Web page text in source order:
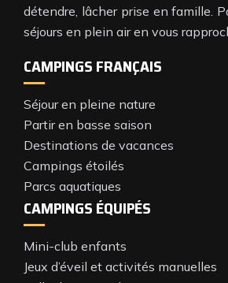
détendre, lâcher prise en famille.
séjours en plein air en vous
CAMPINGS FRANÇAIS
Séjour en pleine nature
Partir en basse saison
Destinations de vacances
Campings étoilés
Parcs aquatiques
CAMPINGS ÉQUIPÉS
Mini-club enfants
Jeux d’éveil et activités manuelles